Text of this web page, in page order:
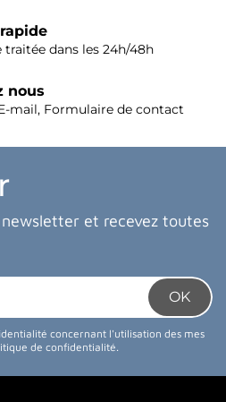
dans les 24h/48h
nous
mail, Formulaire de contact
et recevez toutes
concernant l'utilisation des mes
de confidentialité.